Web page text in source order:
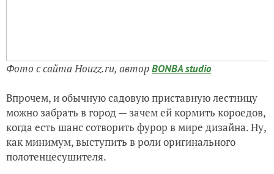
Фото с сайта Houzz.ru, авторBONBA studio
Впрочем, и обычную садовую приставную лестницу
можно забрать в город — зачем ей кормить короедов,
когда есть шанс сотворить фурор в мире дизайна. Ну,
как минимум, выступить в роли оригинального
полотенцесушителя.